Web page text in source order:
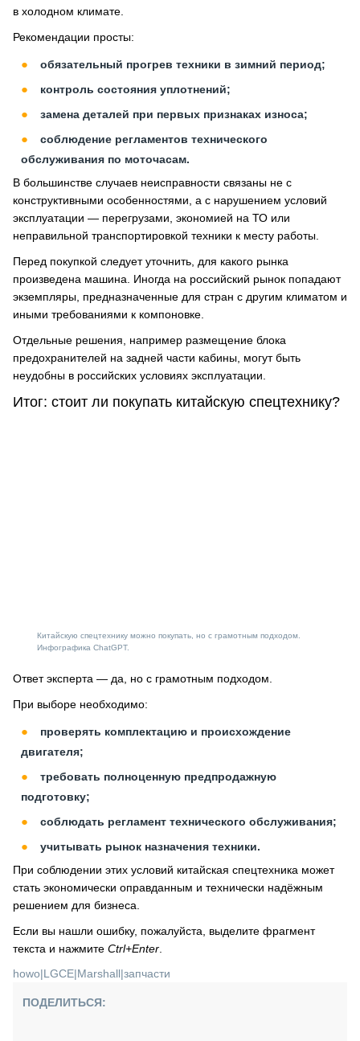
в холодном климате.
Рекомендации просты:
обязательный прогрев техники в зимний период;
контроль состояния уплотнений;
замена деталей при первых признаках износа;
соблюдение регламентов технического
обслуживания по моточасам.
В большинстве случаев неисправности связаны не с
конструктивными особенностями, а с нарушением условий
эксплуатации — перегрузами, экономией на ТО или
неправильной транспортировкой техники к месту работы.
Перед покупкой следует уточнить, для какого рынка
произведена машина. Иногда на российский рынок попадают
экземпляры, предназначенные для стран с другим климатом и
иными требованиями к компоновке.
Отдельные решения, например размещение блока
предохранителей на задней части кабины, могут быть
неудобны в российских условиях эксплуатации.
Итог: стоит ли покупать китайскую спецтехнику?
Китайскую спецтехнику можно покупать, но с грамотным подходом.
Инфографика ChatGPT.
Ответ эксперта — да, но с грамотным подходом.
При выборе необходимо:
проверять комплектацию и происхождение
двигателя;
требовать полноценную предпродажную
подготовку;
соблюдать регламент технического обслуживания;
учитывать рынок назначения техники.
При соблюдении этих условий китайская спецтехника может
стать экономически оправданным и технически надёжным
решением для бизнеса.
Если вы нашли ошибку, пожалуйста, выделите фрагмент
текста и нажмите Ctrl+Enter
howo|LGCE|Marshall|запчасти
ПОДЕЛИТЬСЯ: